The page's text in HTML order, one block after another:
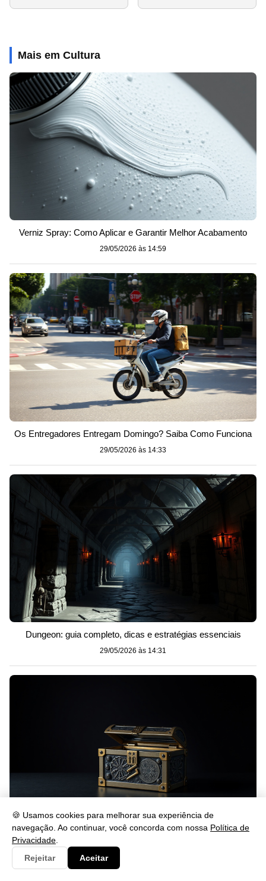
🍪 Usamos cookies para melhorar sua experiência de
navegação. Ao continuar, você concorda com nossa Política de
Privacidade
Rejeitar
Aceitar
Mais em Cultura
Verniz Spray: Como Aplicar e Garantir Melhor Acabamento
29/05/2026 às 14:59
Os Entregadores Entregam Domingo? Saiba Como Funciona
29/05/2026 às 14:33
Dungeon: guia completo, dicas e estratégias essenciais
29/05/2026 às 14:31
Loot Boxes: O que são e como funcionam no jogo
29/05/2026 às 14:30